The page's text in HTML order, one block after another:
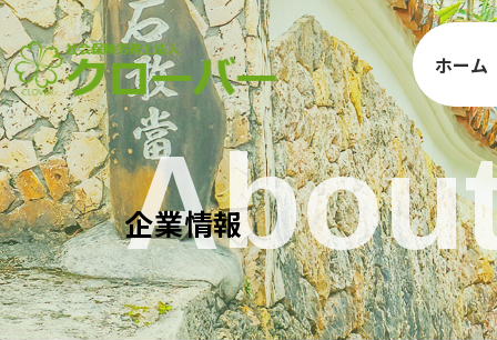
ホーム
Abou
企業情報